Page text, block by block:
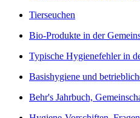
Tierseuchen
Bio-Produkte in der
Typische Hygienefehler in
Basishygiene und
Behr's Jahrbuch,